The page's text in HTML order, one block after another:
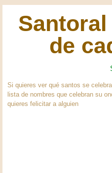
de
Si quieres ver qué santos se
lista de nombres que celebran su
quieres felicitar a alguien